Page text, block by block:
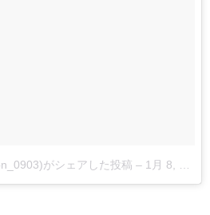
がシェアした投稿 – 1月 8, 2018 at 9:44午後 PST